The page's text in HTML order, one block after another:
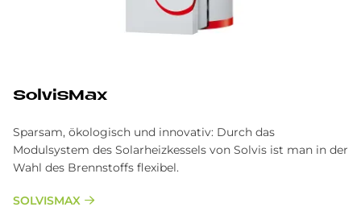
SolvisMax
Sparsam, ökologisch und innovativ: Durch das
Modulsystem des Solarheizkessels von Solvis ist man in der
Wahl des Brennstoffs flexibel.
SOLVISMAX